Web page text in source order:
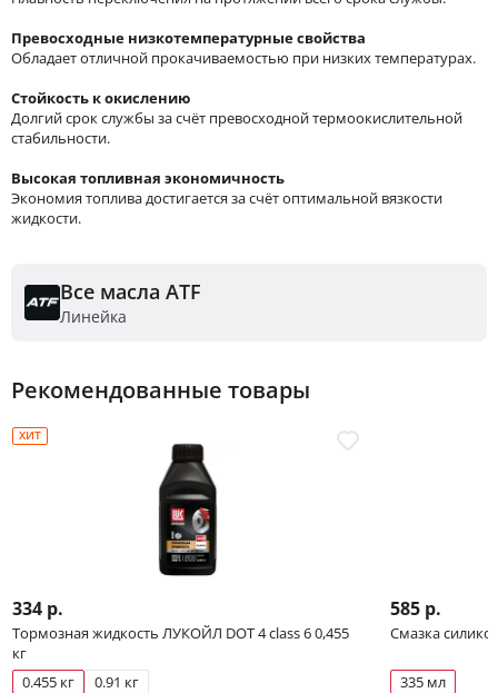
Превосходные низкотемпературные свойства
Обладает отличной прокачиваемостью при низких температурах.
Стойкость к окислению
Долгий срок службы за счёт превосходной термоокислительной
стабильности.
Высокая топливная экономичность
Экономия топлива достигается за счёт оптимальной вязкости
жидкости.
Все масла ATF
Линейка
Рекомендованные товары
ХИТ
334 р.
Тормозная жидкость ЛУКОЙЛ DOT 4 class 6 0,455
кг
0.455 кг
0.91 кг
585 р.
Смазка
335 мл